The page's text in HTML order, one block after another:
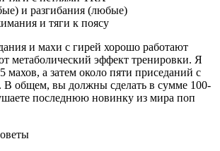
и разгибания (любые)
и тяги к поясу
и махи с гирей хорошо работают
метаболический эффект тренировки. Я
махов, а затем около пяти приседаний с
В общем, вы должны сделать в сумме 100-
последнюю новинку из мира поп